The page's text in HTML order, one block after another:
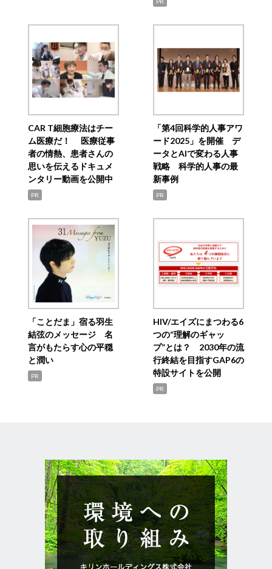
CAR T細胞療法はチー
ム医療だ！ 医療従事
者の情熱、患者さんの
思いを伝えるドキュメ
ンタリー動画を公開中
PR
「第4回科学的人事アワ
ード2025」を開催 デ
ータとAIで変わる人事
戦略 科学的人事の最
新事例
PR
「ことだま」宿る羽生
結弦のメッセージ 名
言がもたらす心の平穏
と潤い
PR
HIV/エイズにまつわる6
つの“理解のギャッ
プ”とは？ 2030年の流
行終結を目指すGAP6の
特設サイトを公開
PR